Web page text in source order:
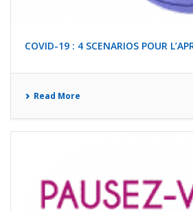
COVID-19 : 4 SCENARIOS POUR
Read More